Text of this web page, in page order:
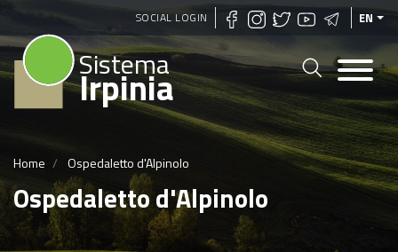
Skip
to
main
content
SOCIAL LOGIN EN
Sistema
Irpinia
Home Ospedaletto d'Alpinolo
Ospedaletto d'Alpinolo